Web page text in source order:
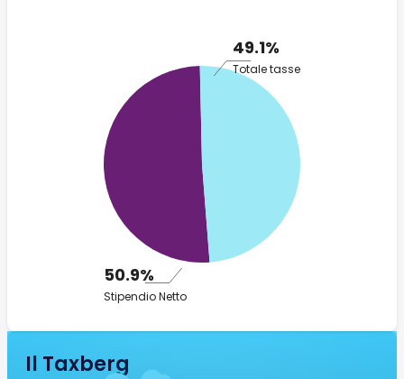
49.1%
Totale tasse
50.9%
Stipendio Netto
Il Taxberg